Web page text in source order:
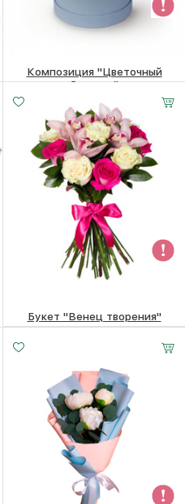
Композиция "Цветочный
бульвар"
5110₽
Букет "Венец творения"